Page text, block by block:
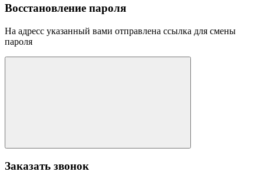
Восстановление пароля
На адресс указанный вами отправлена ссылка для смены
пароля
Заказать звонок